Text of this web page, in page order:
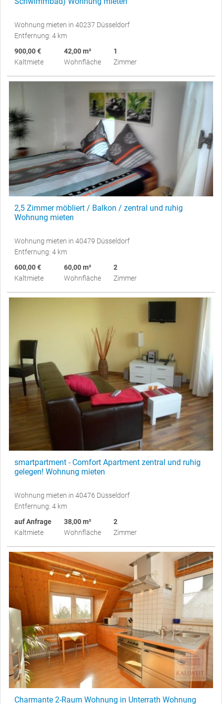
Wohnung mieten in 40237 Düsseldorf
Entfernung: 4 km
900,00 €
Kaltmiete
42,00 m²
Wohnfläche
1
Zimmer
2,5 Zimmer möbliert / Balkon / zentral und ruhig
Wohnung mieten
Wohnung mieten in 40479 Düsseldorf
Entfernung: 4 km
600,00 €
Kaltmiete
60,00 m²
Wohnfläche
2
Zimmer
smartpartment - Comfort Apartment zentral und ruhig
gelegen! Wohnung mieten
Wohnung mieten in 40476 Düsseldorf
Entfernung: 4 km
auf Anfrage
Kaltmiete
38,00 m²
Wohnfläche
2
Zimmer
Charmante 2-Raum Wohnung in Unterrath Wohnung